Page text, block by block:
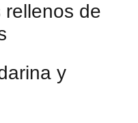
rellenos de
y